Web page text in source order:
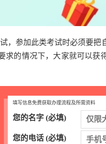
，参加此类考试时必须要把
求的情况下，大家就可以获
填写信息免费获取办理流程及所需资料
您的名字 (必填)
您的电话 (必填)